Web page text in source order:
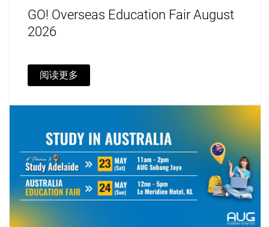
GO! Overseas Education Fair August
2026
阅读更多